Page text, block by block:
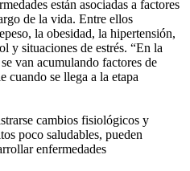
están asociadas a factores
de la vida. Entre ellos
la obesidad, la hipertensión,
y situaciones de estrés. “En la
van acumulando factores de
cuando se llega a la etapa
cambios fisiológicos y
poco saludables, pueden
enfermedades